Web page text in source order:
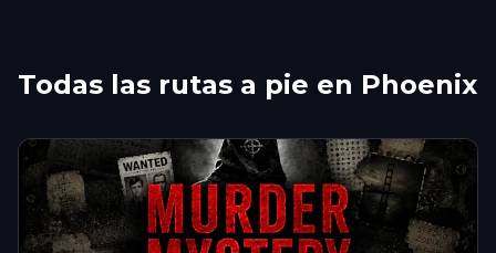
Todas las rutas a pie en Phoenix